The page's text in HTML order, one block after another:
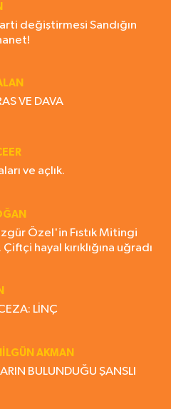
değiştirmesi Sandığın
VE DAVA
ve açlık.
Özel'in Fıstık Mitingi
hayal kırıklığına uğradı
LİNÇ
AKMAN
BULUNDUĞU ŞANSLI